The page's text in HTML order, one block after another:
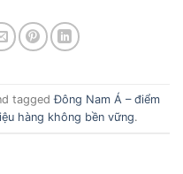
taggedĐông Nam Á – điểm
hàng không bền vững.